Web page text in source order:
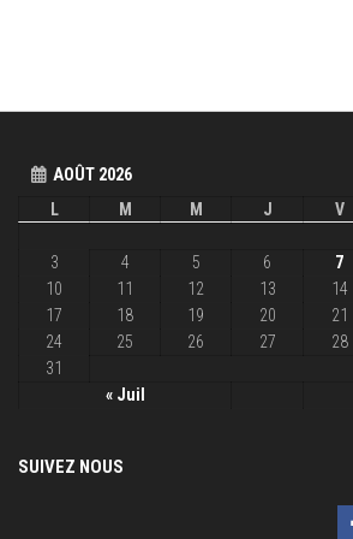
AOÛT 2026
L
M M J V
« Juil
3
4 5 6 7
10
11 12 13 14
17
18 19 20 21
24
25 26 27 28
31
SUIVEZ NOUS